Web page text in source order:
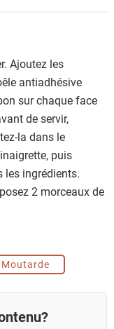
Ajoutez les
antiadhésive
sur chaque face
de servir,
la dans le
puis
les ingrédients.
2 morceaux de
Moutarde